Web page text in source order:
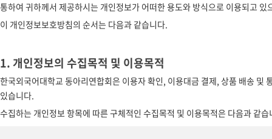
통하여 귀하께서 제공하시는 개인정보가 어떠한 용도와 방식으로 이용되고
이 개인정보보호방침의 순서는 다음과 같습니다.
1. 개인정보의 수집목적 및 이용목적
한국외국어대학교 동아리연합회은 이용자 확인, 이용대금 결제, 상품 배송
있습니다.
수집하는 개인정보 항목에 따른 구체적인 수집목적 및 이용목적은 다음과 같습